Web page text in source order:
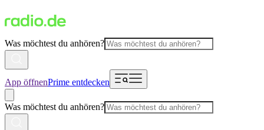
Was möchtest du anhören?
App öffnenPrime entdecken
Was möchtest du anhören?